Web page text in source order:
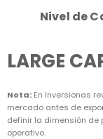
Nivel de
LARGE
Nota: En Inversionas
mercado antes de
definir la dimensión de
operativo.